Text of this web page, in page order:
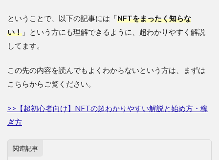
ということで、以下の記事には「NFTをまったく知らな
い！ 」という方にも理解できるように、超わかりやすく解説
してます。
この先の内容を読んでもよくわからないという方は、まずは
こちらからご覧ください。
>>【超初心者向け】NFTの超わかりやすい解説と始め方・稼
ぎ方
関連記事